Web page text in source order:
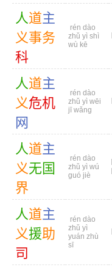
人道主
义事务
科
rén dào
zhǔ yì shì
wù kē
人道主
义危机
网
rén dào
zhǔ yì wēi
jī wǎng
人道主
义无国
界
rén dào
zhǔ yì wú
guó jiè
人道主
义援助
司
rén dào
zhǔ yì
yuán zhù
sī